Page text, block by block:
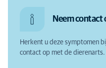
Oorzaken van jeuk kat
Neem contact
Herkent u deze symptomen
contact op met de dierenarts.